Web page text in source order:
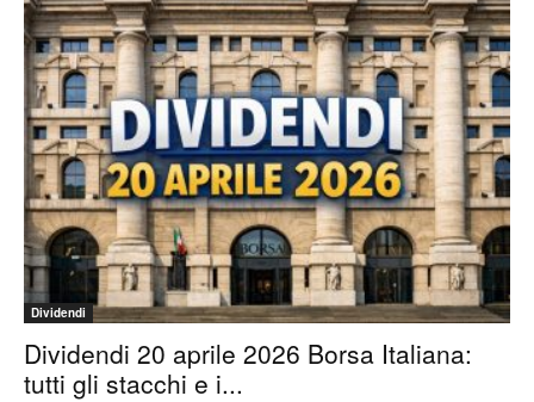
Dividendi
Dividendi 20 aprile 2026 Borsa Italiana:
tutti gli stacchi e i...